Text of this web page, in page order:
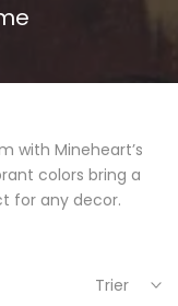
with Mineheart’s
colors bring a
for any decor.
Trier